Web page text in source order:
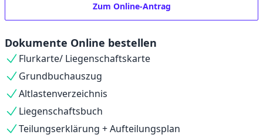
Zum Online-Antrag
Dokumente Online bestellen
Flurkarte/ Liegenschaftskarte
Grundbuchauszug
Altlastenverzeichnis
Liegenschaftsbuch
Teilungserklärung + Aufteilungsplan